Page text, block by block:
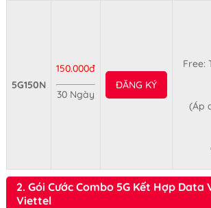
5G150N
150.000đ
30 Ngày
ĐĂNG KÝ
Free:
(Áp
2. Gói Cước Combo 5G Kết Hợp Data
Viettel